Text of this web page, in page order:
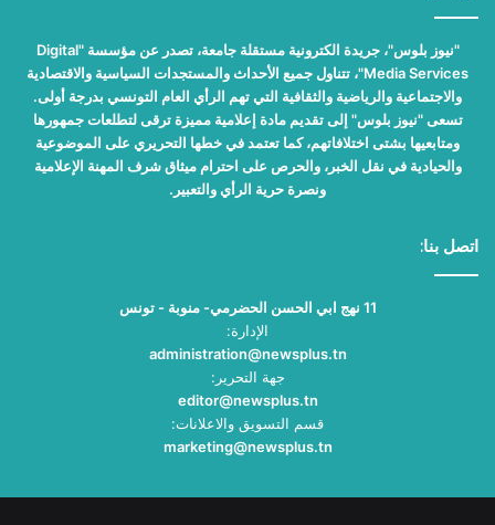
"نيوز بلوس"، جريدة الكترونية مستقلة جامعة، تصدر عن مؤسسة "Digital
Media Services"، تتناول جميع الأحداث والمستجدات السياسية والاقتصادية
والاجتماعية والرياضية والثقافية التي تهم الرأي العام التونسي بدرجة أولى.
تسعى "نيوز بلوس" إلى تقديم مادة إعلامية مميزة ترقى لتطلعات جمهورها
ومتابعيها بشتى اختلافاتهم، كما تعتمد في خطها التحريري على الموضوعية
والحيادية في نقل الخبر، والحرص على احترام ميثاق شرف المهنة الإعلامية
ونصرة حرية الرأي والتعبير.
اتصل بنا:
11 نهج ابي الحسن الحضرمي- منوبة - تونس
الإدارة:
administration@newsplus.tn
جهة التحرير:
editor@newsplus.tn
قسم التسويق والاعلانات:
marketing@newsplus.tn